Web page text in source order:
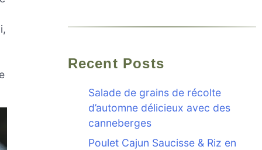
Recent Posts
Salade de grains de récolte
d’automne délicieux avec des
canneberges
Poulet Cajun Saucisse & Riz en